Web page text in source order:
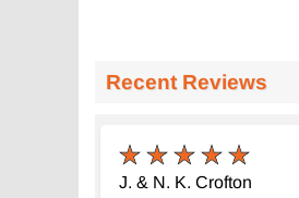
Recent Reviews
J. & N. K. Crofton